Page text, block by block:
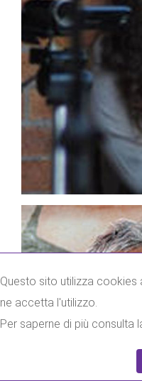
Questo sito utilizza cookies
ne accetta l'utilizzo.
Per saperne di più consulta